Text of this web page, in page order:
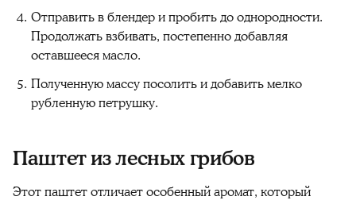
Отправить в блендер и пробить до однородности.
Продолжать взбивать, постепенно добавляя
оставшееся масло.
Полученную массу посолить и добавить мелко
рубленную петрушку.
Паштет из лесных грибов
Этот паштет отличает особенный аромат, который